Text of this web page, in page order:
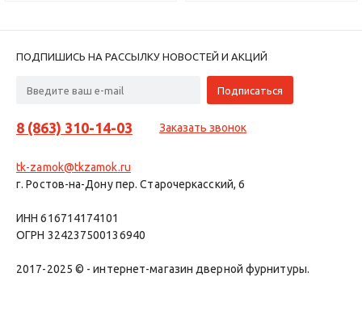
ПОДПИШИСЬ НА РАССЫЛКУ НОВОСТЕЙ И АКЦИЙ
8 (863) 310-14-03 Заказать звонок
tk-zamok@tkzamok.ru
г. Ростов-на-Дону пер. Старочеркасский, 6
ИНН 616714174101
ОГРН 324237500136940
2017-2025 © - интернет-магазин дверной фурнитуры.